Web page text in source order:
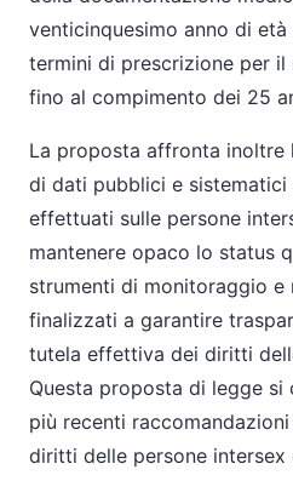
venticinquesimo anno di
termini di prescrizione per il
fino al compimento dei 25
La proposta affronta inoltre
di dati pubblici e sistematici
effettuati sulle persone
mantenere opaco lo status
strumenti di monitoraggio e
finalizzati a garantire
tutela effettiva dei diritti
Questa proposta di legge
più recenti
diritti delle persone